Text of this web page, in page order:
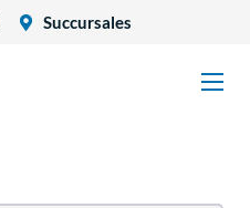
Succursales